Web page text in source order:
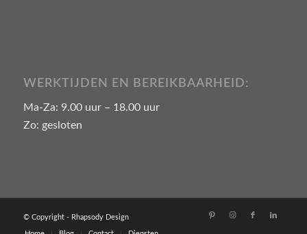
WERKTIJDEN EN BEREIKBAARHEID:
Ma-Za: 9.00 uur – 18.00 uur
Zo: gesloten
© Copyright - Rhapsody Design